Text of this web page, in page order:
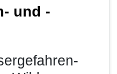
und -